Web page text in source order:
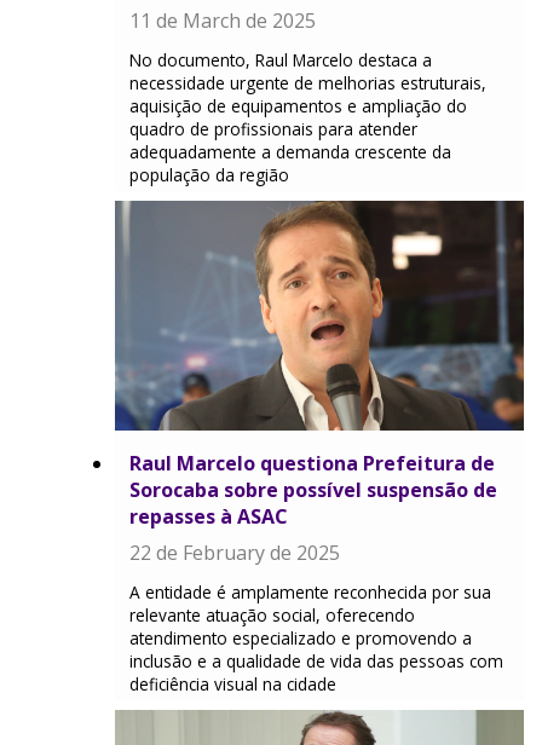
11 de March de 2025
No documento, Raul Marcelo destaca a
necessidade urgente de melhorias estruturais,
aquisição de equipamentos e ampliação do
quadro de profissionais para atender
adequadamente a demanda crescente da
população da região
Raul Marcelo questiona Prefeitura de
Sorocaba sobre possível suspensão de
repasses à ASAC
22 de February de 2025
A entidade é amplamente reconhecida por sua
relevante atuação social, oferecendo
atendimento especializado e promovendo a
inclusão e a qualidade de vida das pessoas com
deficiência visual na cidade